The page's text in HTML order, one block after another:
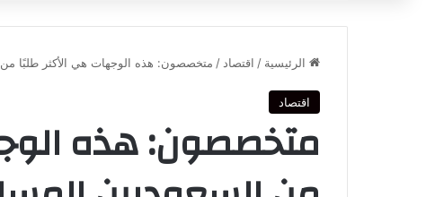
الرئيسية / اقتصاد / متخصصون: هذه الوجهات هي الأكثر طلبًا من
اقتصاد
متخصصون: هذه